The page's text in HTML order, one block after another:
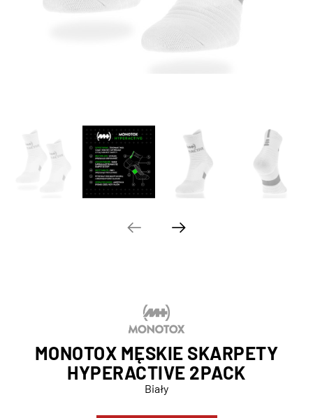
MONOTOX MĘSKIE SKARPETY
HYPERACTIVE 2PACK
Biały